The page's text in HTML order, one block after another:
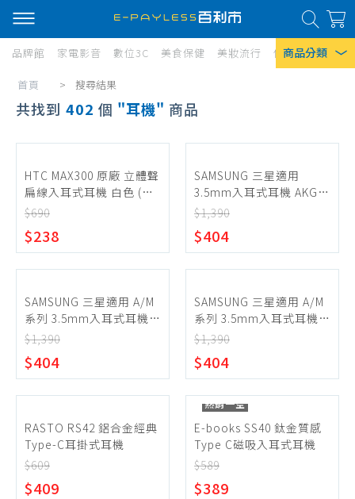
商品分類
熱門搜尋
風扇
除濕機
衛生紙
Iphone 17
品牌館 家電影音 數位3C 美食保健 美妝流行 傢俱寢具 居
首頁 Current:
> 搜尋結果
共找到 402 個 耳機 商品
HTC MAX300 原廠 立體聲
扁線入耳式耳機 白色 (密
封袋裝)
$690
$238
SAMSUNG 三星適用
3.5mm入耳式耳機 AKG雙
動圈 IG955 (袋裝)-黑色
$1,390
$404
SAMSUNG 三星適用 A/M
系列 3.5mm入耳式耳機
AKG雙動圈 IG955 (袋裝)-
$1,390
$404
SAMSUNG 三星適用 A/M
系列 3.5mm入耳式耳機
AKG雙動圈 IG955 (袋裝)-
$1,390
$404
RASTO RS42 鋁合金經典
Type-C耳掛式耳機
$609
$409
熱銷一空
E-books SS40 鈦金質感
Type C磁吸入耳式耳機
$589
$389